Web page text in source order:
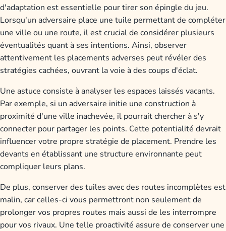
d'adaptation est essentielle pour tirer son épingle du jeu.
Lorsqu'un adversaire place une tuile permettant de compléter
une ville ou une route, il est crucial de considérer plusieurs
éventualités quant à ses intentions. Ainsi, observer
attentivement les placements adverses peut révéler des
stratégies cachées, ouvrant la voie à des coups d'éclat.
Une astuce consiste à analyser les espaces laissés vacants.
Par exemple, si un adversaire initie une construction à
proximité d'une ville inachevée, il pourrait chercher à s'y
connecter pour partager les points. Cette potentialité devrait
influencer votre propre stratégie de placement. Prendre les
devants en établissant une structure environnante peut
compliquer leurs plans.
De plus, conserver des tuiles avec des routes incomplètes est
malin, car celles-ci vous permettront non seulement de
prolonger vos propres routes mais aussi de les interrompre
pour vos rivaux. Une telle proactivité assure de conserver une